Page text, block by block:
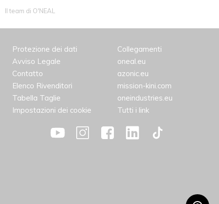
Il team di O'NEAL
Protezione dei dati
Avviso Legale
Contatto
Elenco Rivenditori
Tabella Taglie
Impostazioni dei cookie
Collegamenti
oneal.eu
azonic.eu
mission-kini.com
oneindustries.eu
Tutti i link